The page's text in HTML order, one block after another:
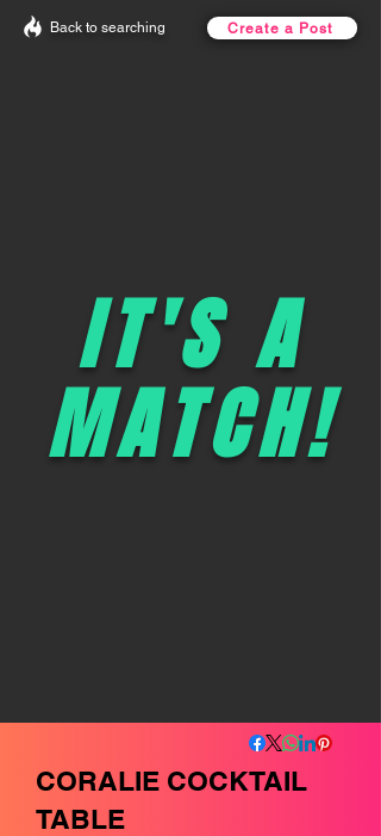
Create a Post
Back to searching
IT'S A
MATCH!
CORALIE COCKTAIL
TABLE